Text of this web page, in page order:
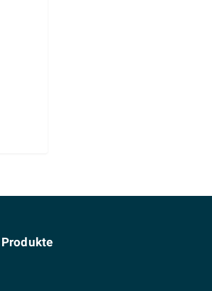
Produkte